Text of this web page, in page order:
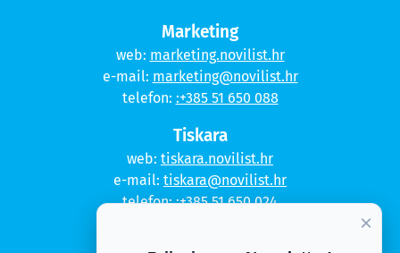
Marketing
web: marketing.novilist.hr
e-mail: marketing@novilist.hr
telefon: :+385 51 650 088
Tiskara
web: tiskara.novilist.hr
e-mail: tiskara@novilist.hr
telefon::+385 51 650 024
×